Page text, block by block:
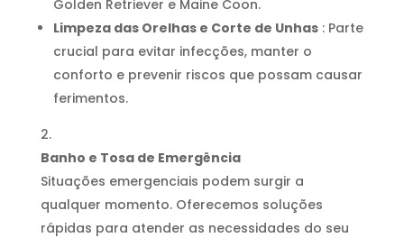
Golden Retriever e Maine Coon.
Limpeza das Orelhas e Corte de Unhas: Parte
crucial para evitar infecções, manter o
conforto e prevenir riscos que possam causar
ferimentos.
Banho e Tosa de Emergência
Situações emergenciais podem surgir a
qualquer momento. Oferecemos soluções
rápidas para atender as necessidades do seu